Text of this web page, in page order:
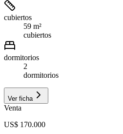
cubiertos
59 m²
cubiertos
dormitorios
2
dormitorios
Ver ficha
Venta
US$ 170.000